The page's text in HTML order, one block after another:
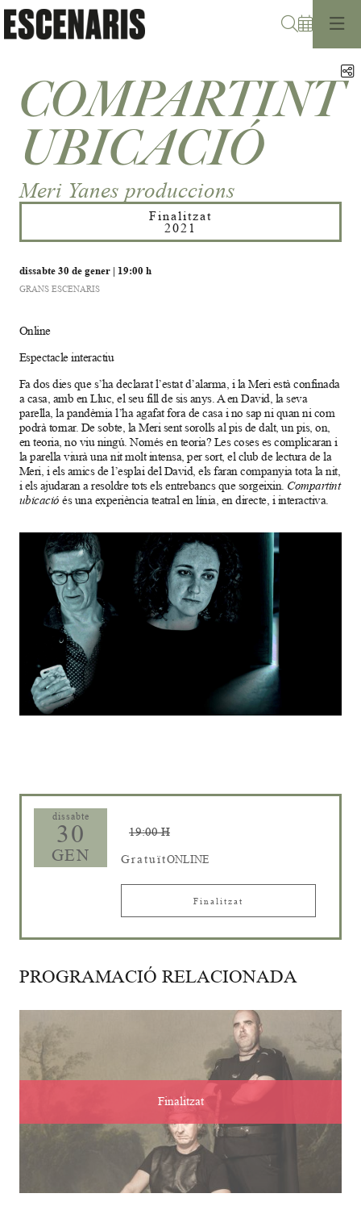
COMPARTINT
UBICACIÓ
Meri Yanes produccions
Finalitzat
2021
dissabte 30 de gener| 19:00 h
GRANS ESCENARIS
Online
Espectacle interactiu
Fa dos dies que s’ha declarat l’estat d’alarma, i la Meri està confinada
a casa, amb en Lluc, el seu fill de sis anys. A en David, la seva
parella, la pandèmia l’ha agafat fora de casa i no sap ni quan ni com
podrà tornar. De sobte, la Meri sent sorolls al pis de dalt, un pis, on,
en teoria, no viu ningú. Només en teoria? Les coses es complicaran i
la parella viurà una nit molt intensa, per sort, el club de lectura de la
Meri, i els amics de l’esplai del David, els faran companyia tota la nit,
i els ajudaran a resoldre tots els entrebancs que sorgeixin. Compartint
ubicació és una experiència teatral en línia, en directe, i interactiva.
dissabte
30
GEN
19:00 H
GratuïtONLINE
Finalitzat
PROGRAMACIÓ RELACIONADA
Finalitzat